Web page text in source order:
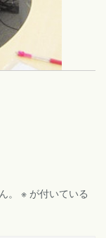
。 ※ が付いている